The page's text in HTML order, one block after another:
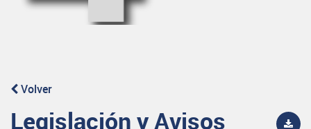
Volver
Legislación y Avisos